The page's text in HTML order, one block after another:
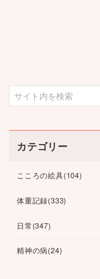
カテゴリー
こころの絵具(104)
体重記録(333)
日常(347)
精神の病(24)